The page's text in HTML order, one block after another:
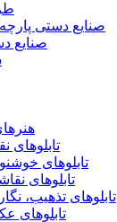
صنایع دستی
صنایع
تابلوهای
تابلوهای
تابلوهای
تابلوهای تذهیب،
تابلوهای